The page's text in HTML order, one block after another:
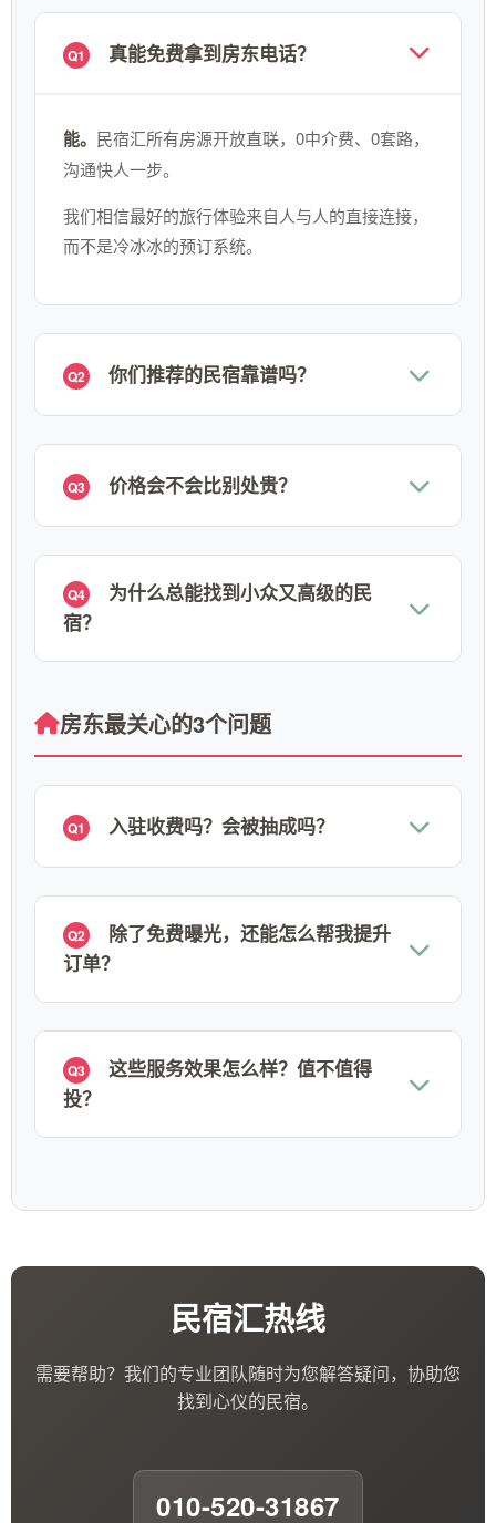
Q1 真能免费拿到房东电话？
能。 民宿汇所有房源开放直联，0中介费、0套路，
沟通快人一步。
我们相信最好的旅行体验来自人与人的直接连接，
而不是冷冰冰的预订系统。
Q2 你们推荐的民宿靠谱吗？
Q3 价格会不会比别处贵？
Q4
为什么总能找到小众又高级的民
宿？
房东最关心的3个问题
Q1 入驻收费吗？会被抽成吗？
Q2
除了免费曝光，还能怎么帮我提升
订单？
Q3
这些服务效果怎么样？值不值得
投？
民宿汇热线
需要帮助？我们的专业团队随时为您解答疑问，协助您
找到心仪的民宿。
010-520-31867